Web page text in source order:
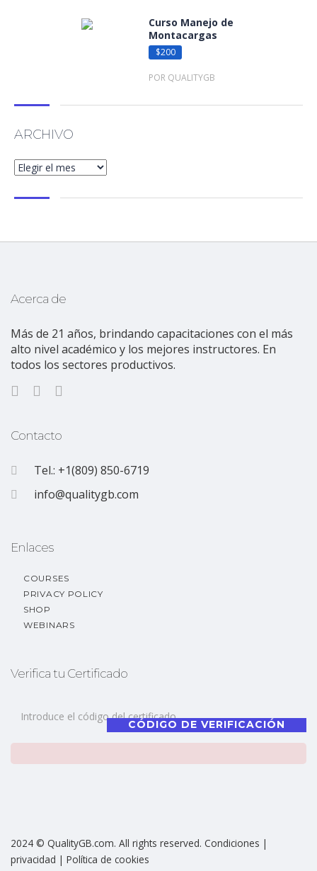
Curso Manejo de
Montacargas
$200
POR QUALITYGB
ARCHIVO
Acerca de
Más de 21 años, brindando capacitaciones con el más
alto nivel académico y los mejores instructores. En
todos los sectores productivos.
Contacto
Tel.: +1(809) 850-6719
info@qualitygb.com
Enlaces
COURSES
PRIVACY POLICY
SHOP
WEBINARS
Verifica tu Certificado
CÓDIGO DE VERIFICACIÓN
2024 © QualityGB.com. All rights reserved. Condiciones |
privacidad | Política de cookies